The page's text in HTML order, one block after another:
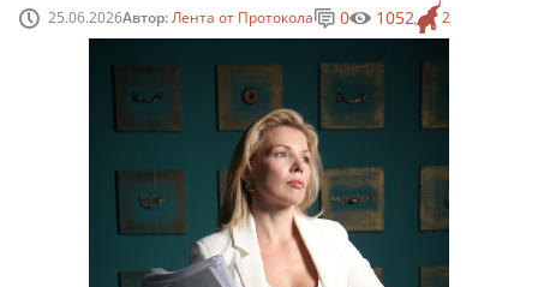
25.06.2026Автор:Лента от Протокола 2
0 1052